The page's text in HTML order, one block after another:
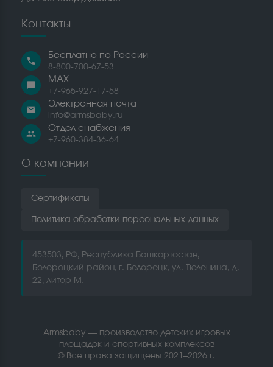
Контакты
call
Бесплатно по России
8-800-700-67-53
chat_bubble
MAX
+7-965-927-17-58
email
Электронная почта
info@armsbaby.ru
people
Отдел снабжения
+7-960-384-36-64
О компании
Сертификаты
Политика обработки персональных данных
453503, РФ, Республика Башкортостан,
Белорецкий район, г. Белорецк, ул. Тюленина, д.
22, литер М.
Armsbaby — производство детских игровых
площадок и спортивных комплексов
© Все права защищены 2021–2026 г.